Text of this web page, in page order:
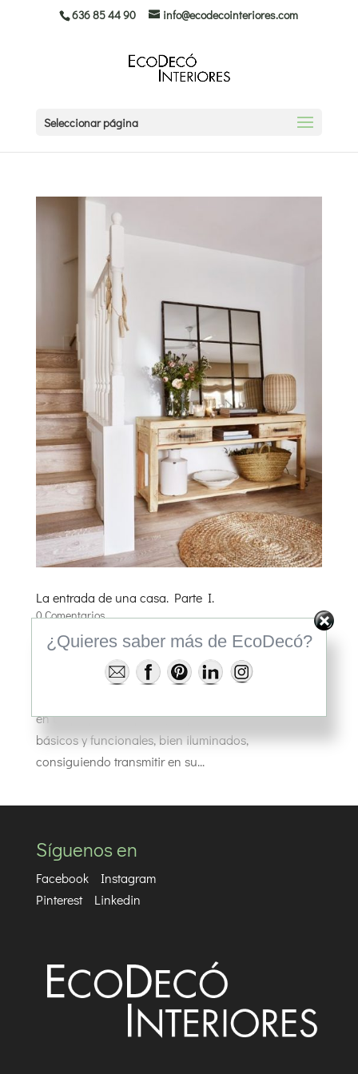
636 85 44 90 info@ecodecointeriores.com
Seleccionar página
La entrada de una casa. Parte I.
0 Comentarios
Cómo diseñar el espacio en la entrada a una
vivienda La entrada a una vivienda es una carta de
en un pequeño espacio, disponemos los elementos
básicos y funcionales, bien iluminados,
consiguiendo transmitir en su...
Síguenos en
Facebook
Instagram
Pinterest
Linkedin
¿Quieres saber más de EcoDecó?